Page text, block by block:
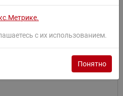
XB52M-1-40_2_25_4G2
— Паяный пластинчатый
XB 52M-1-60 PN25 G2
с их использованием.
Понятно